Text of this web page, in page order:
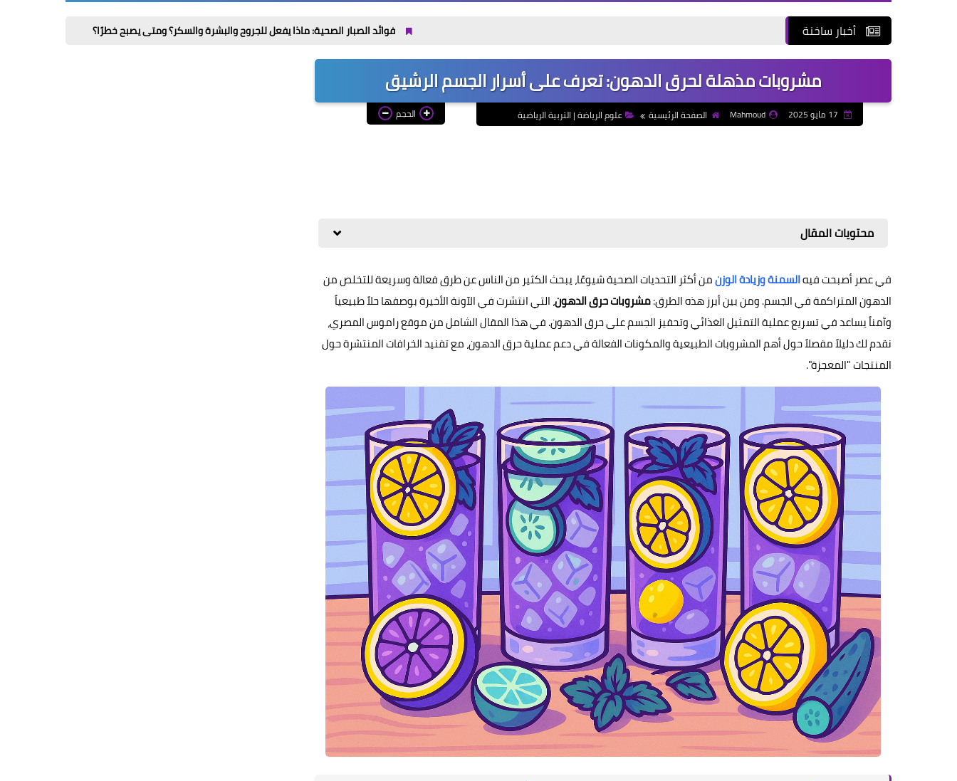
أخبار ساخنة فوائد الصبار الصحية: ماذا يفعل للجروح والبشرة والسكر؟ ومتى يصبح خطرًا؟ كليات المرحلة الثانية 2026 / 2027 علمي وأدبي بالدرجات: مجموعك يدخلك إيه؟
مشروبات مذهلة لحرق الدهون: تعرف على أسرار الجسم الرشيق
Mahmoud الصفحة الرئيسية علوم الرياضة | التربية الرياضية الحجم
محتويات المقال
في عصر أصبحت فيهالسمنة وزيادة الوزنمن أكثر التحديات الصحية شيوعًا، يبحث الكثير من الناس عن طرق فعالة وسريعة للتخلص من
الدهون المتراكمة في الجسم. ومن بين أبرز هذه الطرق:مشروبات حرق الدهون، التي انتشرت في الآونة الأخيرة بوصفها حلاً طبيعياً
وآمناً يساعد في تسريع عملية التمثيل الغذائي وتحفيز الجسم على حرق الدهون. في هذا المقال الشامل من موقع راموس المصري،
نقدم لك دليلاً مفصلاً حول أهم المشروبات الطبيعية والمكونات الفعالة في دعم عملية حرق الدهون، مع تفنيد الخرافات المنتشرة حول
المنتجات "المعجزة".